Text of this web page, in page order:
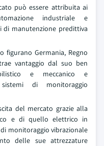
può essere attribuita ai
industriale e
manutenzione predittiva
figurano Germania, Regno
vantaggio dal suo ben
e meccanico e
di monitoraggio
del mercato grazie alla
e di quello elettrico in
monitoraggio vibrazionale
delle sue attrezzature